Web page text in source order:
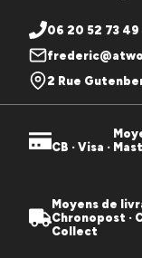
06 20 52 73 49
2 Rue
CB · Visa ·
Moyens de
Chronopost ·
Collect